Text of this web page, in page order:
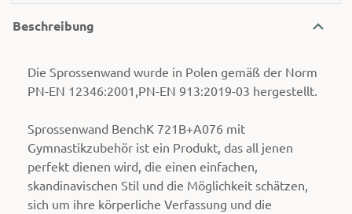
Beschreibung
Die Sprossenwand wurde in Polen gemäß der Norm
PN-EN 12346:2001,PN-EN 913:2019-03 hergestellt.
Sprossenwand BenchK 721B+A076 mit
Gymnastikzubehör ist ein Produkt, das all jenen
perfekt dienen wird, die einen einfachen,
skandinavischen Stil und die Möglichkeit schätzen,
sich um ihre körperliche Verfassung und die